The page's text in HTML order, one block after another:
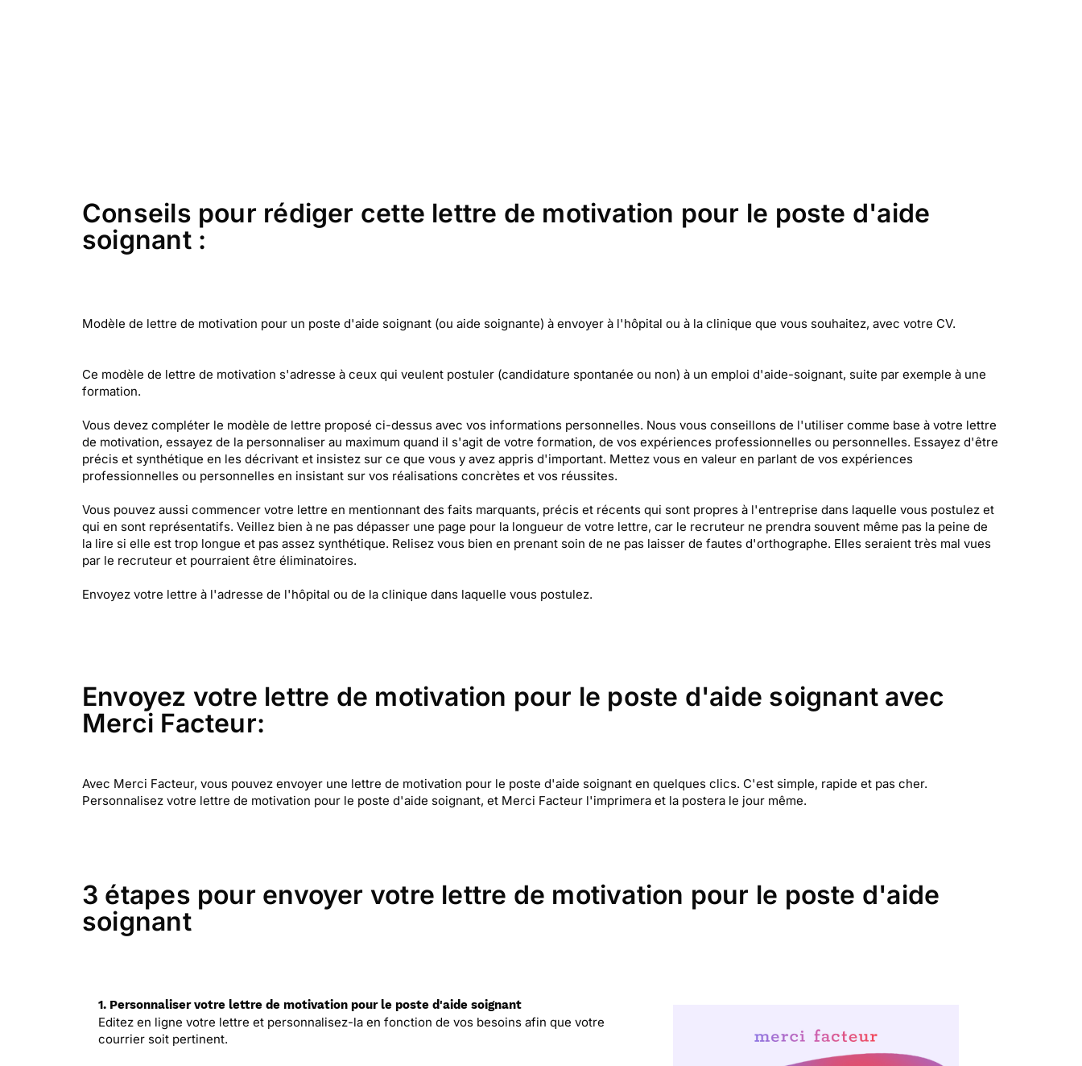
Conseils pour rédiger cette lettre de motivation pour le poste d'aide
soignant :
Modèle de lettre de motivation pour un poste d'aide soignant (ou aide soignante) à envoyer à l'hôpital ou à la clinique que vous souhaitez, avec votre CV.
Ce modèle de lettre de motivation s'adresse à ceux qui veulent postuler (candidature spontanée ou non) à un emploi d'aide-soignant, suite par exemple à une
formation.
Vous devez compléter le modèle de lettre proposé ci-dessus avec vos informations personnelles. Nous vous conseillons de l'utiliser comme base à votre lettre
de motivation, essayez de la personnaliser au maximum quand il s'agit de votre formation, de vos expériences professionnelles ou personnelles. Essayez d'être
précis et synthétique en les décrivant et insistez sur ce que vous y avez appris d'important. Mettez vous en valeur en parlant de vos expériences
professionnelles ou personnelles en insistant sur vos réalisations concrètes et vos réussites.
Vous pouvez aussi commencer votre lettre en mentionnant des faits marquants, précis et récents qui sont propres à l'entreprise dans laquelle vous postulez et
qui en sont représentatifs. Veillez bien à ne pas dépasser une page pour la longueur de votre lettre, car le recruteur ne prendra souvent même pas la peine de
la lire si elle est trop longue et pas assez synthétique. Relisez vous bien en prenant soin de ne pas laisser de fautes d'orthographe. Elles seraient très mal vues
par le recruteur et pourraient être éliminatoires.
Envoyez votre lettre à l'adresse de l'hôpital ou de la clinique dans laquelle vous postulez.
Envoyez votre lettre de motivation pour le poste d'aide soignant avec
Merci Facteur:
Avec Merci Facteur, vous pouvez envoyer une lettre de motivation pour le poste d'aide soignant en quelques clics. C'est simple, rapide et pas cher.
Personnalisez votre lettre de motivation pour le poste d'aide soignant, et Merci Facteur l'imprimera et la postera le jour même.
3 étapes pour envoyer votre lettre de motivation pour le poste d'aide
soignant
1. Personnaliser votre lettre de motivation pour le poste d'aide soignant
Editez en ligne votre lettre et personnalisez-la en fonction de vos besoins afin que votre
courrier soit pertinent.